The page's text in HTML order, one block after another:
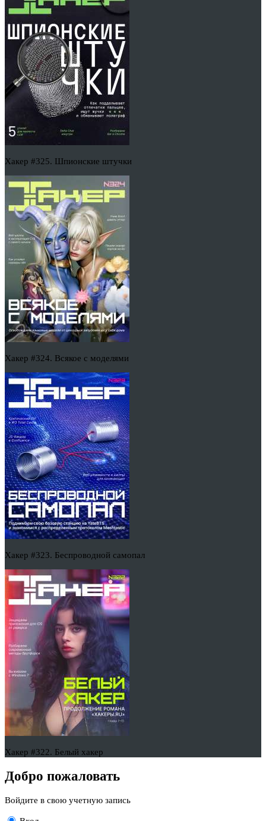
Хакер #325. Шпионские штучки
Хакер #324. Всякое с моделями
Хакер #323. Беспроводной самопал
Хакер #322. Белый хакер
Добро пожаловать
Войдите в свою учетную запись